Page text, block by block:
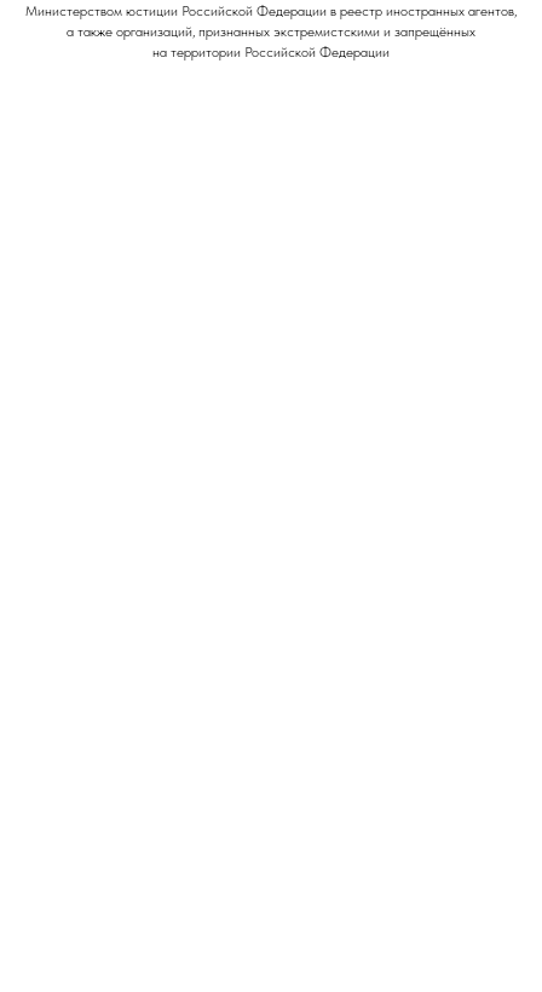
Министерством юстиции Российской Федерации в реестр иностранных агентов,
а также организаций, признанных экстремистскими и запрещённых
на территории Российской Федерации